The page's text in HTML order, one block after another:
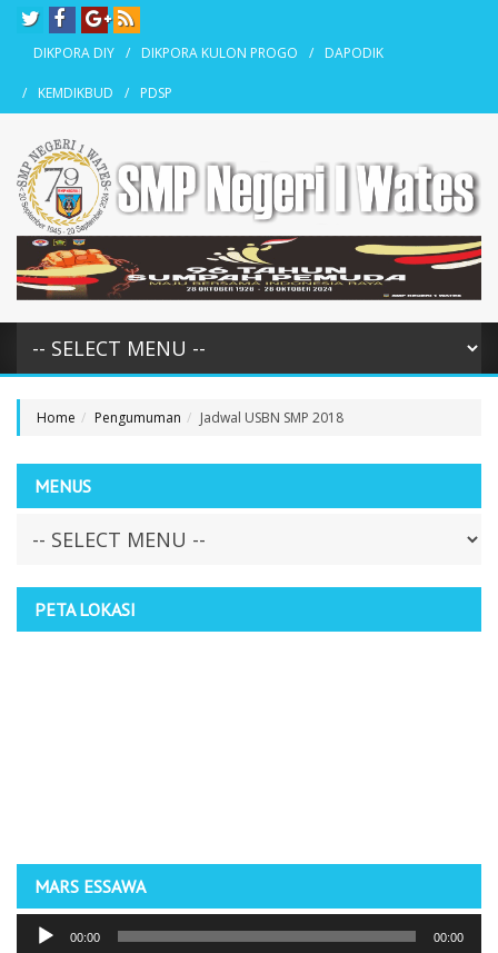
DIKPORA DIY DIKPORA KULON PROGO DAPODIK
KEMDIKBUD PDSP
Home Pengumuman Jadwal USBN SMP 2018
MENUS
PETA LOKASI
MARS ESSAWA
Pemutar
Audio
00:00 00:00